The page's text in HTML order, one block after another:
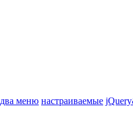
два меню настраиваемые